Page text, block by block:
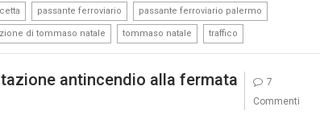
passante ferroviario passante ferroviario palermo
di tommaso natale tommaso natale traffico
antincendio alla fermata
7
Commenti